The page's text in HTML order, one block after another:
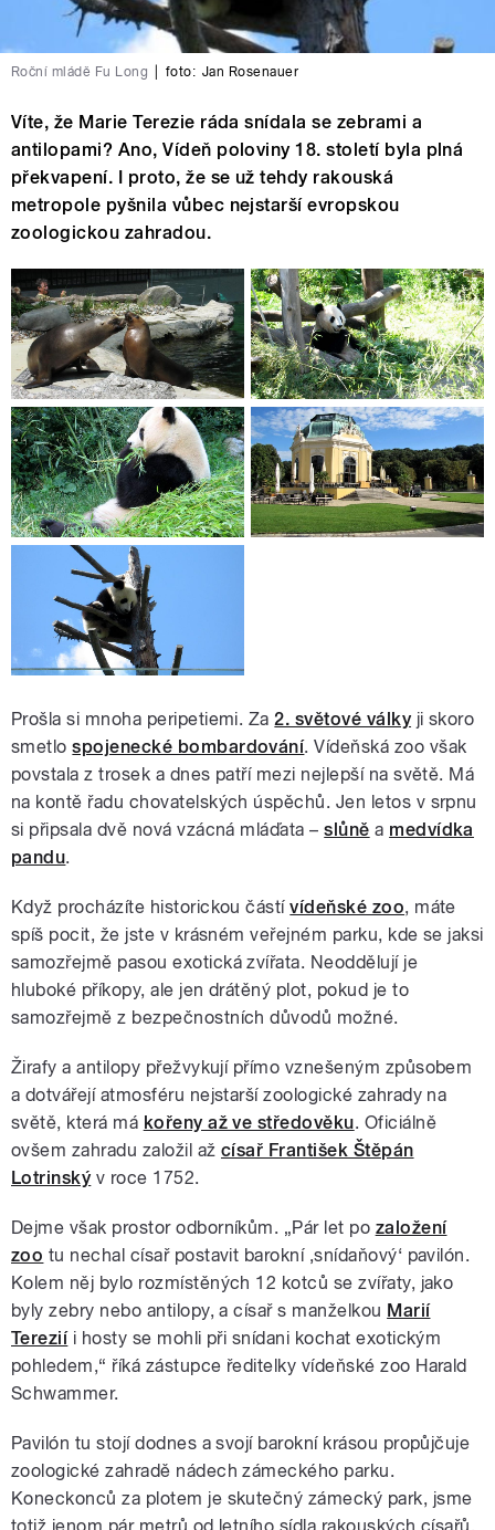
Roční mládě Fu Long foto: Jan Rosenauer
Víte, že Marie Terezie ráda snídala se zebrami a
antilopami? Ano, Vídeň poloviny 18. století byla plná
překvapení. I proto, že se už tehdy rakouská
metropole pyšnila vůbec nejstarší evropskou
zoologickou zahradou.
Prošla si mnoha peripetiemi. Za 2. světové války ji skoro
smetlospojenecké bombardování. Vídeňská zoo však
povstala z trosek a dnes patří mezi nejlepší na světě. Má
na kontě řadu chovatelských úspěchů. Jen letos v srpnu
si připsala dvě nová vzácná mláďata –slůně a medvídka
pandu.
Když procházíte historickou částívídeňské zoo, máte
spíš pocit, že jste v krásném veřejném parku, kde se jaksi
samozřejmě pasou exotická zvířata. Neoddělují je
hluboké příkopy, ale jen drátěný plot, pokud je to
samozřejmě z bezpečnostních důvodů možné.
Žirafy a antilopy přežvykují přímo vznešeným způsobem
a dotvářejí atmosféru nejstarší zoologické zahrady na
světě, která má kořeny až ve středověku. Oficiálně
ovšem zahradu založil až císař František Štěpán
Lotrinský v roce 1752.
Dejme však prostor odborníkům. „Pár let po založení
zoo tu nechal císař postavit barokní ‚snídaňový‘ pavilón.
Kolem něj bylo rozmístěných 12 kotců se zvířaty, jako
byly zebry nebo antilopy, a císař s manželkou Marií
Tereziíi hosty se mohli při snídani kochat exotickým
pohledem,“ říká zástupce ředitelky vídeňské zoo Harald
Schwammer.
Pavilón tu stojí dodnes a svojí barokní krásou propůjčuje
zoologické zahradě nádech zámeckého parku.
Koneckonců za plotem je skutečný zámecký park, jsme